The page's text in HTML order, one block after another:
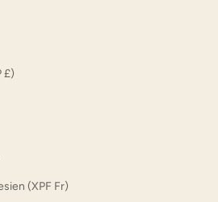
Falklandinseln (FKP £)
Französisch-Polynesien (XPF Fr)